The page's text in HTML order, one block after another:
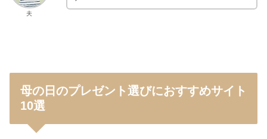
夫
母の日のプレゼント選びにおすすめサイト
10選